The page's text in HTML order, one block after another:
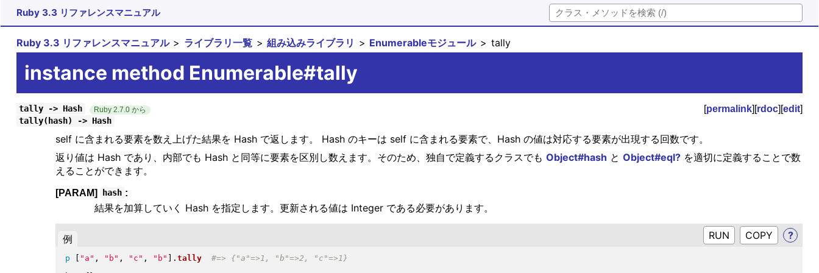
Ruby 3.3 リファレンスマニュアル
Ruby 3.3 リファレンスマニュアル ライブラリ一覧 組み込みライブラリ Enumerableモジュール tally
instance method Enumerable#tally
tally -> Hash Ruby 2.7.0 から [permalink][rdoc][edit]
tally(hash) -> Hash
self に含まれる要素を数え上げた結果を Hash で返します。 Hash のキーは self に含まれる要素で、Hash の値は対応する要素が出現する回数です。
返り値は Hash であり、内部でも Hash と同等に要素を区別し数えます。そのため、独自で定義するクラスでも Object#hash と Object#eql?を適切に定義することで数
えることができます。
[PARAM] hash :
結果を加算していく Hash を指定します。更新される値は Integer である必要があります。
例 RUN ?
p " a " , " b " , " c " , " b " . tally